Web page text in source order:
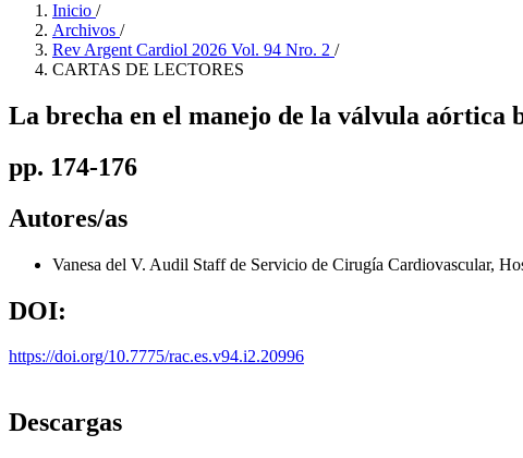
Inicio /
Archivos /
Rev Argent Cardiol 2026 Vol. 94 Nro. 2 /
CARTAS DE LECTORES
La brecha en el manejo de la válvula aórtica
pp. 174-176
Autores/as
Vanesa del V. Audil Staff de Servicio de Cirugía Cardiovascular,
DOI:
https://doi.org/10.7775/rac.es.v94.i2.20996
Descargas